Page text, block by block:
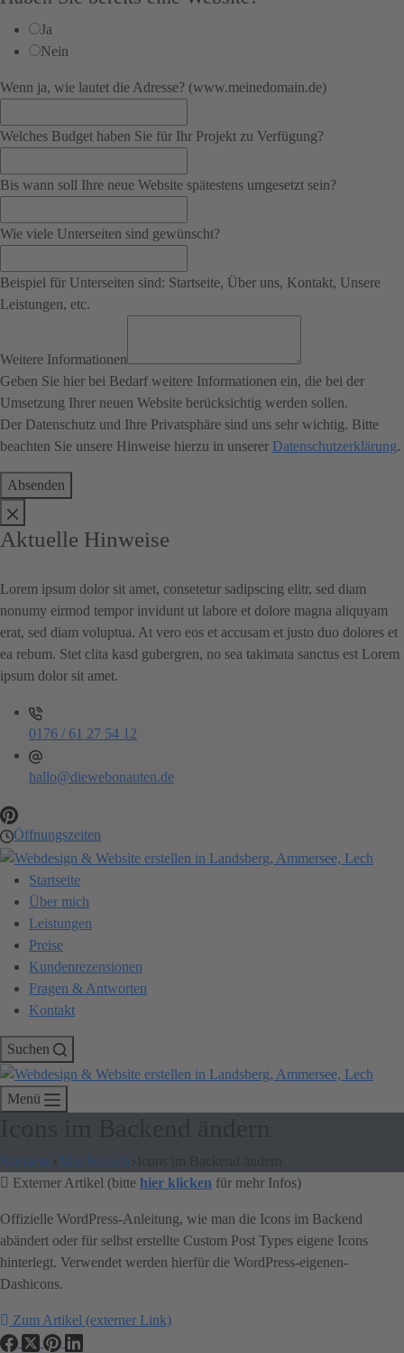
Ja
Nein
Wenn ja, wie lautet die Adresse? (www.meinedomain.de)
Welches Budget haben Sie für Ihr Projekt zu Verfügung?
Bis wann soll Ihre neue Website spätestens umgesetzt sein?
Wie viele Unterseiten sind gewünscht?
Beispiel für Unterseiten sind: Startseite, Über uns, Kontakt, Unsere
Leistungen, etc.
Weitere Informationen
Geben Sie hier bei Bedarf weitere Informationen ein, die bei der
Umsetzung Ihrer neuen Website berücksichtig werden sollen.
Der Datenschutz und Ihre Privatsphäre sind uns sehr wichtig. Bitte
beachten Sie unsere Hinweise hierzu in unserer Datenschutzerklärung.
Absenden
Aktuelle Hinweise
Lorem ipsum dolor sit amet, consetetur sadipscing elitr, sed diam
nonumy eirmod tempor invidunt ut labore et dolore magna aliquyam
erat, sed diam voluptua. At vero eos et accusam et justo duo dolores et
ea rebum. Stet clita kasd gubergren, no sea takimata sanctus est Lorem
ipsum dolor sit amet.
0176 / 61 27 54 12
hallo@diewebonauten.de
Öffnungszeiten
Startseite
Über mich
Leistungen
Preise
Kundenrezensionen
Fragen & Antworten
Kontakt
Suchen
Menü
Startseite Mischmasch
Externer Artikel (bitte hier klicken für mehr Infos)
Offizielle WordPress-Anleitung, wie man die Icons im Backend
abändert oder für selbst erstellte Custom Post Types eigene Icons
hinterlegt. Verwendet werden hierfür die WordPress-eigenen-
Dashicons.
Zum Artikel (externer Link)